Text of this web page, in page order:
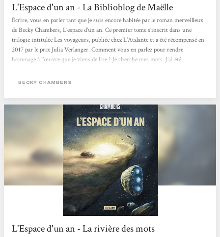
L'Espace d'un an - La Biblioblog de Maëlle
Écrire, vous en parler tant que je suis encore habitée par le roman merveilleux
de Becky Chambers, L’espace d’un an. Ce premier tome s’inscrit dans une
trilogie intitulée Les voyageurs, publiée chez L’Atalante et a été récompensé en
2017 par le prix Julia Verlanger. Comment vous en parlez pour rendre
hommage à l’œuvre que je viens de lire ? Je cherche mes mots. J’ai été
encore des pages entières. Ce fut si bien que je peine à revenir prendre pied
BECKY CHAMBERS
L'Espace d'un an - La rivière des mots